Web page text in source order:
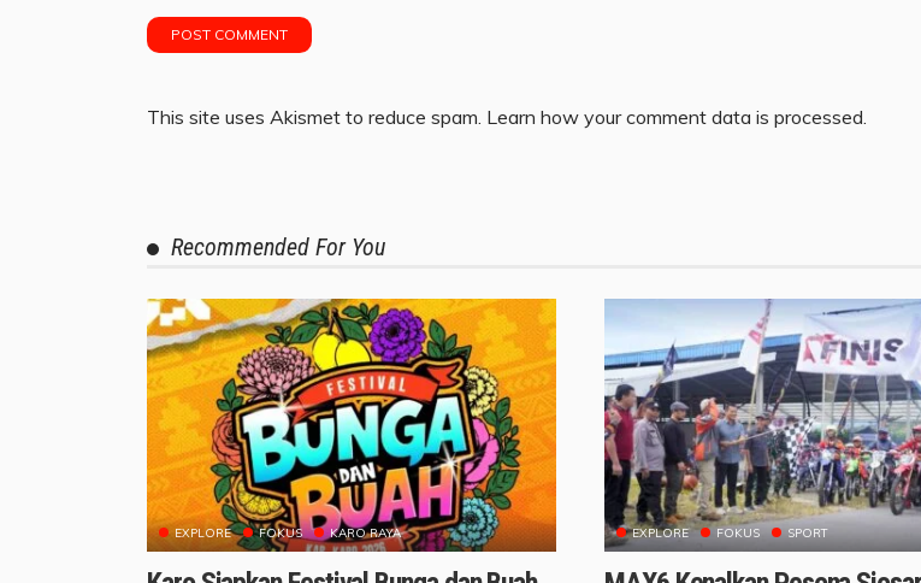
This site uses Akismet to reduce spam. Learn how your comment data is processed.
Recommended For You
EXPLORE FOKUS KARO RAYA EXPLORE FOKUS SPORT